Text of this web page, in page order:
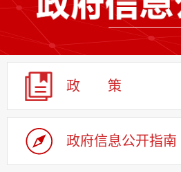
政 策
政府信息公开指南